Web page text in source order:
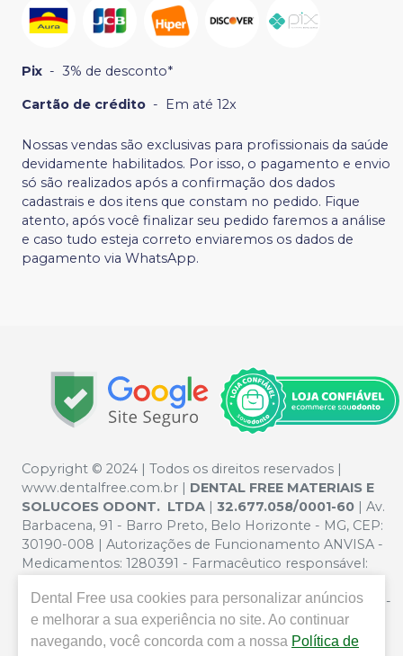
Pix - 3% de desconto*
Cartão de crédito - Em até 12x
Nossas vendas são exclusivas para profissionais da saúde
devidamente habilitados. Por isso, o pagamento e envio
só são realizados após a confirmação dos dados
cadastrais e dos itens que constam no pedido. Fique
atento, após você finalizar seu pedido faremos a análise
e caso tudo esteja correto enviaremos os dados de
pagamento via WhatsApp.
Copyright © 2024 | Todos os direitos reservados |
www.dentalfree.com.br | DENTAL FREE MATERIAIS E
SOLUCOES ODONT. LTDA
32.677.058/0001-60
| Av.
Barbacena, 91 - Barro Preto, Belo Horizonte - MG, CEP:
30190-008 | Autorizações de Funcionamento ANVISA -
Medicamentos: 1280391 - Farmacêutico responsável:
Privacidade e Segurança - Fotos meramente ilustrativas -
Os preços e condições da loja virtual estão sujeitos a
alterações. Em caso de divergência de preços no site, o
Dental Free usa cookies para personalizar anúncios
e melhorar a sua experiência no site. Ao continuar
navegando, você concorda com a nossa Política de